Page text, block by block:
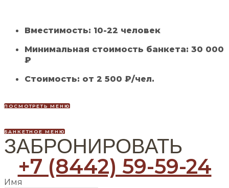
Вместимость: 10-22 человек
Минимальная стоимость банкета: 30 000
₽
Стоимость: от 2 500 ₽/чел.
ПОСМОТРЕТЬ МЕНЮ
БАНКЕТНОЕ МЕНЮ
ЗАБРОНИРОВАТЬ
+7 (8442) 59-59-24
Имя